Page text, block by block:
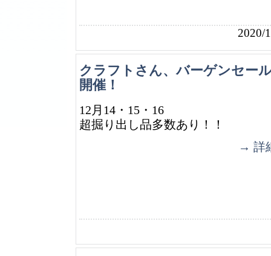
2020/
クラフトさん、バーゲンセー
開催！
12月14・15・16
超掘り出し品多数あり！！
→ 詳